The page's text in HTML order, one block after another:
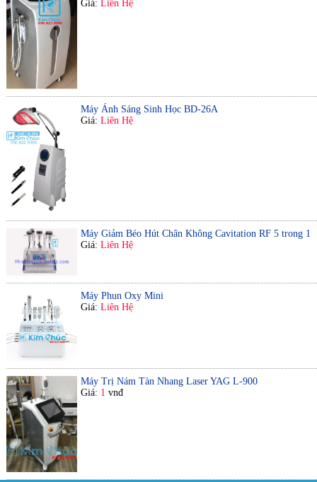
Giá: Liên Hệ
Máy Ánh Sáng Sinh Học BD-26A
Giá: Liên Hệ
Máy Giảm Béo Hút Chân Không Cavitation RF 5 trong 1
Giá: Liên Hệ
Máy Phun Oxy Mini
Giá: Liên Hệ
Máy Trị Nám Tàn Nhang Laser YAG L-900
Giá: 1 vnđ